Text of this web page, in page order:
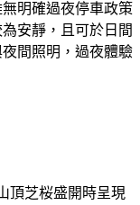
明確過夜停車政策
安靜，且可於日間
間照明，過夜體驗
頂芝桜盛開時呈現